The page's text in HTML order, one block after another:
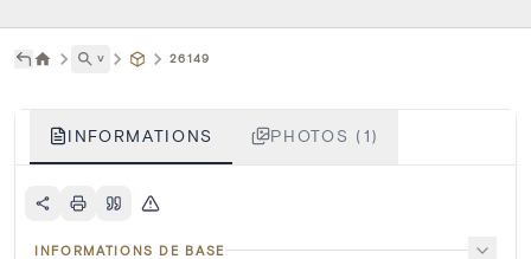
˅ 26149
INFORMATIONS PHOTOS (1)
INFORMATIONS DE BASE